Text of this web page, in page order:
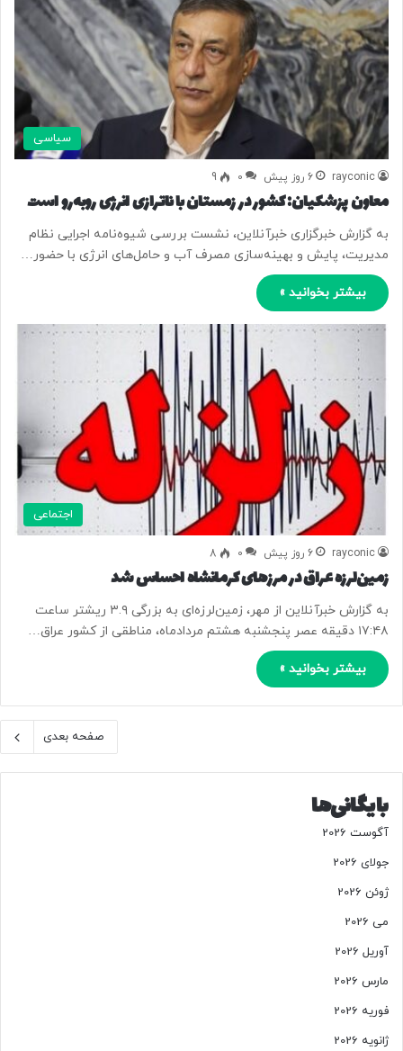
سیاسی
rayconic 6 روز پیش 0
9
معاون پزشکیان: کشور در زمستان با ناترازی انرژی روبه‌رو است
به گزارش خبرگزاری خبرآنلاین، نشست بررسی شیوه‌نامه اجرایی نظام
مدیریت، پایش و بهینه‌سازی مصرف آب و حامل‌های انرژی با حضور…
بیشتر بخوانید »
اجتماعی
rayconic 6 روز پیش 0
8
زمین‌لرزه عراق در مرزهای کرمانشاه احساس شد
به گزارش خبرآنلاین از مهر، زمین‌لرزه‌ای به بزرگی ۳.۹ ریشتر ساعت
۱۷:۴۸ دقیقه عصر پنجشنبه هشتم مردادماه، مناطقی از کشور عراق…
بیشتر بخوانید »
صفحه بعدی
بایگانی‌ها
آگوست 2026
جولای 2026
ژوئن 2026
می 2026
آوریل 2026
مارس 2026
فوریه 2026
ژانویه 2026